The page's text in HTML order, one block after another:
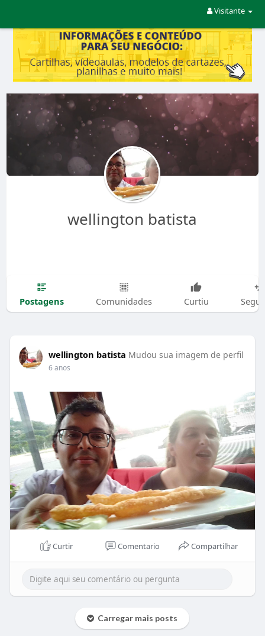
Visitante
wellington batista
Postagens Comunidades Curtiu
wellington batista Mudou sua imagem de perfil
6 anos
Curtir Comentario Compartilhar
Carregar mais posts